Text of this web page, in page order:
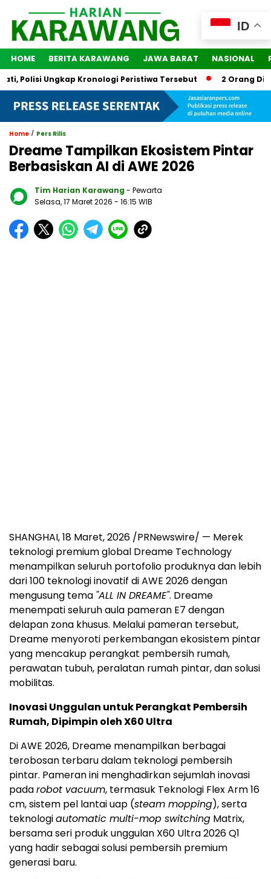
HOME BERITA KARAWANG JAWA BARAT NASIONAL
Ungkap Kronologi Peristiwa Tersebut 2 Orang
Home / Pers Rilis
Dreame Tampilkan Ekosistem Pintar
Berbasiskan AI di AWE 2026
Tim Harian Karawang - Pewarta
Selasa, 17 Maret 2026 - 16:15 WIB
SHANGHAI,18 Maret, 2026 /PRNewswire/ — Merek
teknologi premium global Dreame Technology
menampilkan seluruh portofolio produknya dan lebih
dari 100 teknologi inovatif di AWE 2026 dengan
mengusung tema "ALL IN DREAME". Dreame
menempati seluruh aula pameran E7 dengan
delapan zona khusus. Melalui pameran tersebut,
Dreame menyoroti perkembangan ekosistem pintar
yang mencakup perangkat pembersih rumah,
perawatan tubuh, peralatan rumah pintar, dan solusi
mobilitas.
Inovasi Unggulan untuk Perangkat Pembersih
Rumah, Dipimpin oleh X60 Ultra
Di AWE 2026, Dreame menampilkan berbagai
terobosan terbaru dalam teknologi pembersih
pintar. Pameran ini menghadirkan sejumlah inovasi
padarobot vacuum, termasuk Teknologi Flex Arm 16
cm, sistem pel lantai uap (steam mopping), serta
teknologiautomatic multi-mop switching Matrix,
bersama seri produk unggulan X60 Ultra 2026 Q1
yang hadir sebagai solusi pembersih premium
generasi baru.
ID